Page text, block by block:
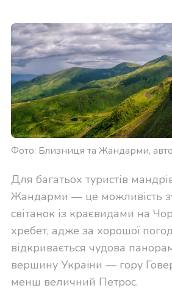
Фото: Близниця та Жандарми,
Для багатьох туристів
Жандарми — це можливість
світанок із краєвидами на
хребет, адже за хорошої
відкривається чудова
вершину України — гору
менш величний Петрос.